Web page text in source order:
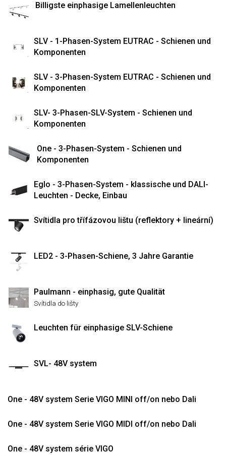
Billigste einphasige Lamellenleuchten
SLV - 1-Phasen-System EUTRAC - Schienen und
Komponenten
SLV - 3-Phasen-System EUTRAC - Schienen und
Komponenten
SLV- 3-Phasen-SLV-System - Schienen und
Komponenten
One - 3-Phasen-System - Schienen und
Komponenten
Eglo - 3-Phasen-System - klassische und DALI-
Leuchten - Decke, Einbau
Svítidla pro třífázovou lištu (reflektory + lineární)
LED2 - 3-Phasen-Schiene, 3 Jahre Garantie
Paulmann - einphasig, gute Qualität
Svítidla do lišty
Leuchten für einphasige SLV-Schiene
SVL- 48V system
One - 48V system Serie VIGO MINI off/on nebo Dali
One - 48V system Serie VIGO MIDI off/on nebo Dali
One - 48V system série VIGO